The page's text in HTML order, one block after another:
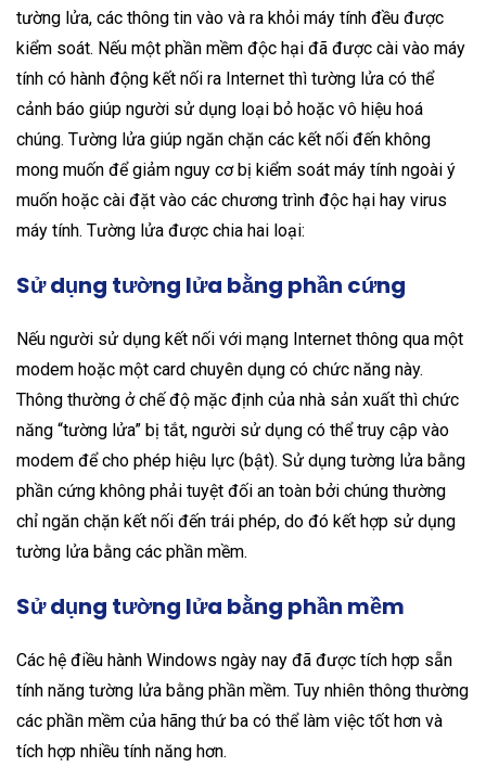
tường lửa, các thông tin vào và ra khỏi máy tính đều được
kiểm soát. Nếu một phần mềm độc hại đã được cài vào máy
tính có hành động kết nối ra Internet thì tường lửa có thể
cảnh báo giúp người sử dụng loại bỏ hoặc vô hiệu hoá
chúng. Tường lửa giúp ngăn chặn các kết nối đến không
mong muốn để giảm nguy cơ bị kiểm soát máy tính ngoài ý
muốn hoặc cài đặt vào các chương trình độc hại hay virus
máy tính. Tường lửa được chia hai loại:
Sử dụng tường lửa bằng phần cứng
Nếu người sử dụng kết nối với mạng Internet thông qua một
modem hoặc một card chuyên dụng có chức năng này.
Thông thường ở chế độ mặc định của nhà sản xuất thì chức
năng “tường lửa” bị tắt, người sử dụng có thể truy cập vào
modem để cho phép hiệu lực (bật). Sử dụng tường lửa bằng
phần cứng không phải tuyệt đối an toàn bởi chúng thường
chỉ ngăn chặn kết nối đến trái phép, do đó kết hợp sử dụng
tường lửa bằng các phần mềm.
Sử dụng tường lửa bằng phần mềm
Các hệ điều hành Windows ngày nay đã được tích hợp sẵn
tính năng tường lửa bằng phần mềm. Tuy nhiên thông thường
các phần mềm của hãng thứ ba có thể làm việc tốt hơn và
tích hợp nhiều tính năng hơn.